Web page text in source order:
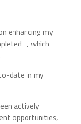
enhancing my
which
date in my
actively
opportunities,